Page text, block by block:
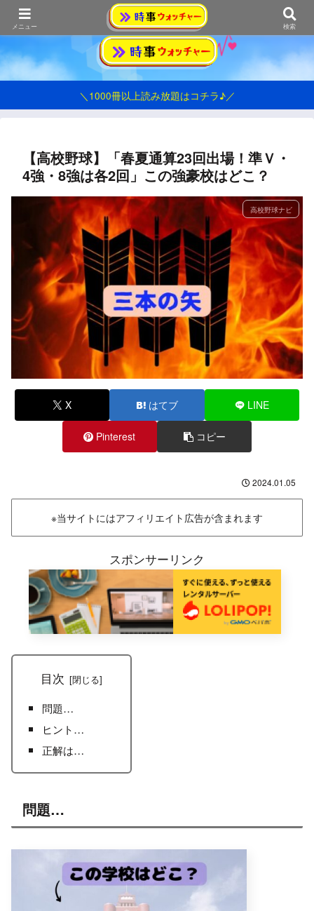
おうみ発シンプル情報ブログ
＼1000冊以上読み放題はコチラ♪／
【高校野球】「春夏通算23回出場！準Ｖ・
4強・8強は各2回」この強豪校はどこ？
高校野球ナビ
X はてブ LINE
Pinterest コピー
2024.01.05
※当サイトにはアフィリエイト広告が含まれます
スポンサーリンク
目次
問題…
ヒント…
正解は…
問題…
メニュー 検索